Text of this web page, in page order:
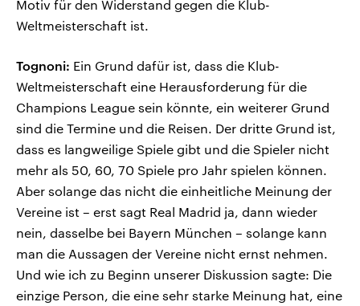
Motiv für den Widerstand gegen die Klub-
Weltmeisterschaft ist.
Tognoni: Ein Grund dafür ist, dass die Klub-
Weltmeisterschaft eine Herausforderung für die
Champions League sein könnte, ein weiterer Grund
sind die Termine und die Reisen. Der dritte Grund ist,
dass es langweilige Spiele gibt und die Spieler nicht
mehr als 50, 60, 70 Spiele pro Jahr spielen können.
Aber solange das nicht die einheitliche Meinung der
Vereine ist – erst sagt Real Madrid ja, dann wieder
nein, dasselbe bei Bayern München – solange kann
man die Aussagen der Vereine nicht ernst nehmen.
Und wie ich zu Beginn unserer Diskussion sagte: Die
einzige Person, die eine sehr starke Meinung hat, eine